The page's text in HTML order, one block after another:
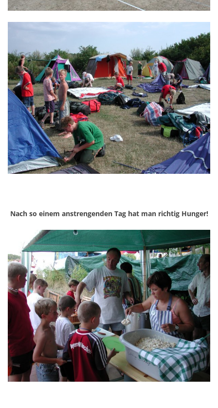
Nach so einem anstrengenden Tag hat man richtig Hunger!